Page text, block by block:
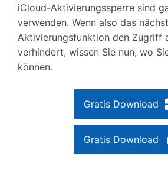
iCloud-Aktivierungssperre sind
verwenden. Wenn also das
Aktivierungsfunktion den Zugriff
verhindert, wissen Sie nun, wo
können.
Gratis Download
Gratis Download